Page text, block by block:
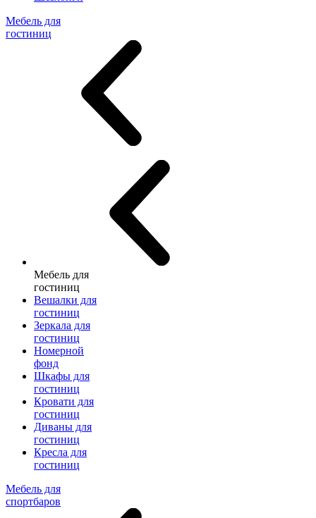
Мебель для
гостиниц
Мебель для
гостиниц
Вешалки для
гостиниц
Зеркала для
гостиниц
Номерной
фонд
Шкафы для
гостиниц
Кровати для
гостиниц
Диваны для
гостиниц
Кресла для
гостиниц
Мебель для
спортбаров